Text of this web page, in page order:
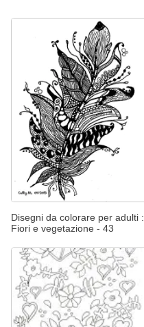
Disegni da colorare per adulti :
Fiori e vegetazione - 43